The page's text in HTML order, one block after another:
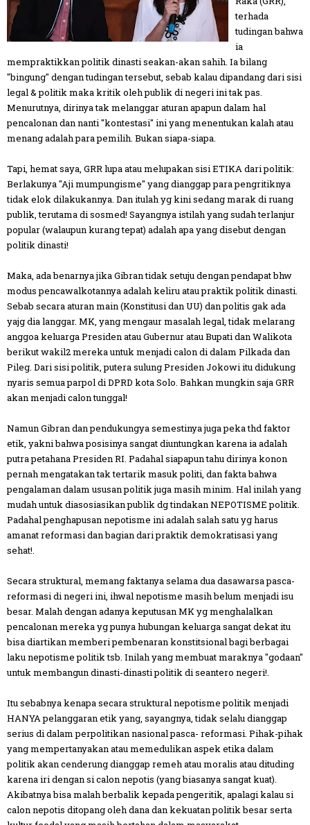
terhada
tudingan bahwa
ia
mempraktikkan politik dinasti seakan-akan sahih. Ia bilang
"bingung" dengan tudingan tersebut, sebab kalau dipandang dari sisi
legal & politik maka kritik oleh publik di negeri ini tak pas.
Menurutnya, dirinya tak melanggar aturan apapun dalam hal
pencalonan dan nanti "kontestasi" ini yang menentukan kalah atau
menang adalah para pemilih. Bukan siapa-siapa.
Tapi, hemat saya, GRR lupa atau melupakan sisi ETIKA dari politik:
Berlakunya "Aji mumpungisme" yang dianggap para pengritiknya
tidak elok dilakukannya. Dan itulah yg kini sedang marak di ruang
publik, terutama di sosmed! Sayangnya istilah yang sudah terlanjur
popular (walaupun kurang tepat) adalah apa yang disebut dengan
politik dinasti!
Maka, ada benarnya jika Gibran tidak setuju dengan pendapat bhw
modus pencawalkotannya adalah keliru atau praktik politik dinasti.
Sebab secara aturan main (Konstitusi dan UU) dan politis gak ada
yajg dia langgar. MK, yang mengaur masalah legal, tidak melarang
anggoa keluarga Presiden atau Gubernur atau Bupati dan Walikota
berikut wakil2 mereka untuk menjadi calon di dalam Pilkada dan
Pileg. Dari sisi politik, putera sulung Presiden Jokowi itu didukung
nyaris semua parpol di DPRD kota Solo. Bahkan mungkin saja GRR
akan menjadi calon tunggal!
Namun Gibran dan pendukungya semestinya juga peka thd faktor
etik, yakni bahwa posisinya sangat diuntungkan karena ia adalah
putra petahana Presiden RI. Padahal siapapun tahu dirinya konon
pernah mengatakan tak tertarik masuk politi, dan fakta bahwa
pengalaman dalam ususan politik juga masih minim. Hal inilah yang
mudah untuk diasosiasikan publik dg tindakan NEPOTISME politik.
Padahal penghapusan nepotisme ini adalah salah satu yg harus
amanat reformasi dan bagian dari praktik demokratisasi yang
sehat!.
Secara struktural, memang faktanya selama dua dasawarsa pasca-
reformasi di negeri ini, ihwal nepotisme masih belum menjadi isu
besar. Malah dengan adanya keputusan MK yg menghalalkan
pencalonan mereka yg punya hubungan keluarga sangat dekat itu
bisa diartikan memberi pembenaran konstitsional bagi berbagai
laku nepotisme politik tsb. Inilah yang membuat maraknya "godaan"
untuk membangun dinasti-dinasti politik di seantero negeri!.
Itu sebabnya kenapa secara struktural nepotisme politik menjadi
HANYA pelanggaran etik yang, sayangnya, tidak selalu dianggap
serius di dalam perpolitikan nasional pasca- reformasi. Pihak-pihak
yang mempertanyakan atau memedulikan aspek etika dalam
politik akan cenderung dianggap remeh atau moralis atau dituding
karena iri dengan si calon nepotis (yang biasanya sangat kuat).
Akibatnya bisa malah berbalik kepada pengeritik, apalagi kalau si
calon nepotis ditopang oleh dana dan kekuatan politik besar serta